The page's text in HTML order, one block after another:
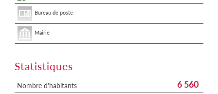
Bureau de poste
Mairie
Statistiques
Nombre d'habitants 6 560